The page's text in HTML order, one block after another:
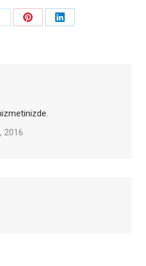
Share
Share
2016